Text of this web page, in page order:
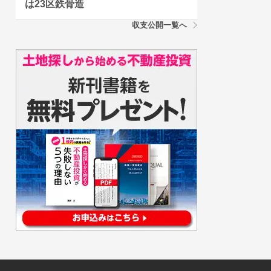
は23区鉄骨造
収支公開一覧へ